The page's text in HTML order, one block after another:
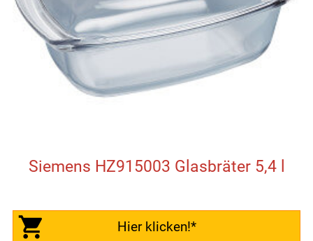
Siemens HZ915003 Glasbräter 5,4 l
Hier klicken!*